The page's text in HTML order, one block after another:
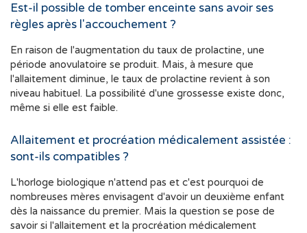
Est-il possible de tomber enceinte sans avoir ses
règles après l'accouchement ?
En raison de l'augmentation du taux de prolactine, une
période anovulatoire se produit. Mais, à mesure que
l'allaitement diminue, le taux de prolactine revient à son
niveau habituel. La possibilité d'une grossesse existe donc,
même si elle est faible.
Allaitement et procréation médicalement assistée :
sont-ils compatibles ?
L'horloge biologique n'attend pas et c'est pourquoi de
nombreuses mères envisagent d'avoir un deuxième enfant
dès la naissance du premier. Mais la question se pose de
savoir si l'allaitement et la procréation médicalement